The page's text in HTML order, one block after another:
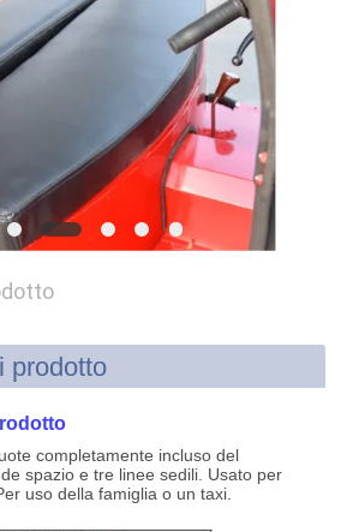
prodotto
completamente incluso del
spazio e tre linee sedili. Usato per
uso della famiglia o un taxi.